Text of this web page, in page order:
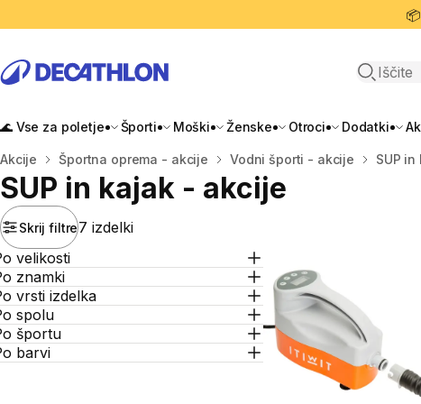
📦
Odpri
🌊 Vse za poletje Športi Moški Ženske Otroci Dodatki
Domov
Akcije Športna oprema - akcije Vodni športi - akcije SUP
SUP in kajak - akcije
Skrij filtre7 izdelki
velikosti
znamki
vrsti izdelka
spolu
športu
barvi